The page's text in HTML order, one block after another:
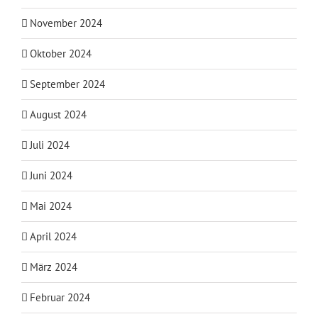
November 2024
Oktober 2024
September 2024
August 2024
Juli 2024
Juni 2024
Mai 2024
April 2024
März 2024
Februar 2024